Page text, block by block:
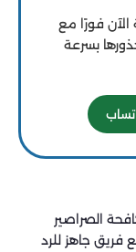
فورًا مع
بسرعة
الصراصير
جاهز للرد